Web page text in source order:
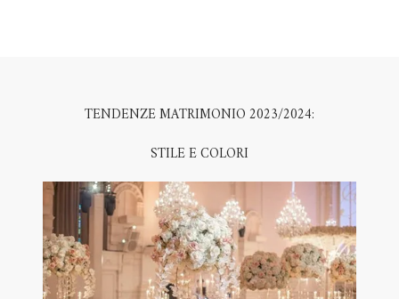
TENDENZE MATRIMONIO 2023/2024:
STILE E COLORI